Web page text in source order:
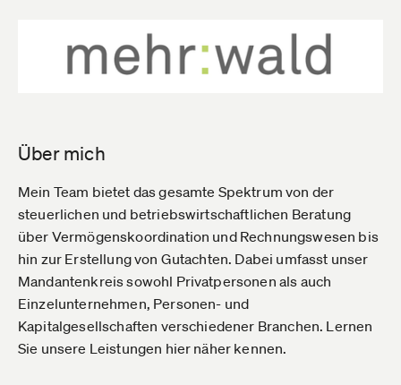
Über mich
Mein Team bietet das gesamte Spektrum von der
steuerlichen und betriebswirtschaftlichen Beratung
über Vermögenskoordination und Rechnungswesen bis
hin zur Erstellung von Gutachten. Dabei umfasst unser
Mandantenkreis sowohl Privatpersonen als auch
Einzelunternehmen, Personen- und
Kapitalgesellschaften verschiedener Branchen. Lernen
Sie unsere Leistungen hier näher kennen.